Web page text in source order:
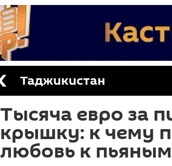
Таджикистан
Тысяча евро за
крышку: к чему
любовь к